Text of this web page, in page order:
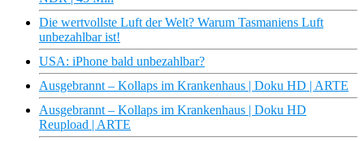
Die wertvollste Luft der Welt? Warum Tasmaniens Luft
unbezahlbar ist!
USA: iPhone bald unbezahlbar?
Ausgebrannt – Kollaps im Krankenhaus | Doku HD | ARTE
Ausgebrannt – Kollaps im Krankenhaus | Doku HD
Reupload | ARTE